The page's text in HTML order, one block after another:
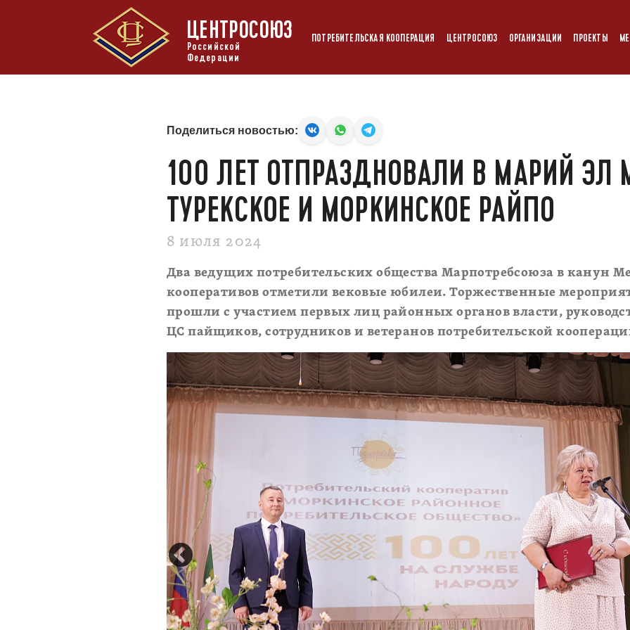
ЦЕНТРОСОЮЗ
Российской
Федерации
ПОТРЕБИТЕЛЬСКАЯ КООПЕРАЦИЯ ЦЕНТРОСОЮЗ ОРГАНИЗАЦИИ ПРОЕКТЫ
Поделиться новостью:
100 ЛЕТ ОТПРАЗДНОВАЛИ В МАРИЙ ЭЛ
ТУРЕКСКОЕ И МОРКИНСКОЕ РАЙПО
8 июля 2024
Два ведущих потребительских общества Марпотребсоюза в канун
кооперативов отметили вековые юбилеи. Торжественные
прошли с участием первых лиц районных органов власти,
ЦС пайщиков, сотрудников и ветеранов потребительской